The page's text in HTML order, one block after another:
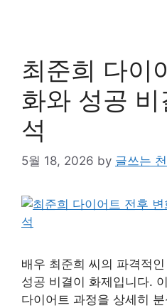
최준희 다이
화와 성공
석
5월 18, 2026 by 글쓰는
배우 최준희 씨의 파격적
성공 비결이 화제입니다.
다이어트 과정을 상세히